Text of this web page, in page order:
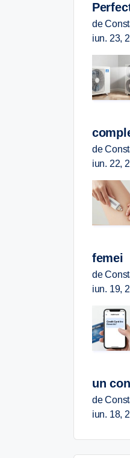
de
iun. 23,
de
iun. 22,
femei
de
iun. 19,
un
de
iun. 18,